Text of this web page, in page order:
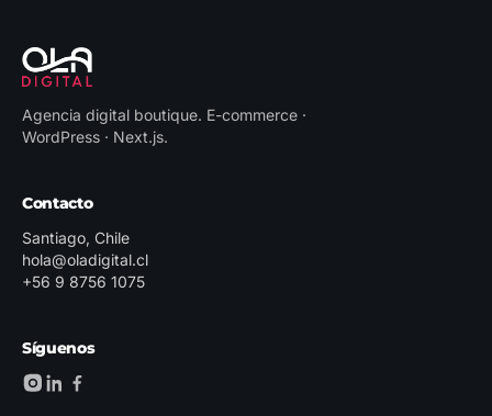
Agencia digital boutique. E-commerce ·
WordPress · Next.js.
Contacto
Santiago, Chile
hola@oladigital.cl
+56 9 8756 1075
Síguenos